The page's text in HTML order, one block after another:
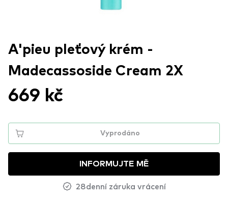
A'pieu pleťový krém -
Madecassoside Cream 2X
669 kč
Vyprodáno
INFORMUJTE MĚ
28denní záruka vrácení